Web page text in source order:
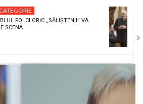
FOLCLORIC „SĂLIȘTENII” VA
SCENA…